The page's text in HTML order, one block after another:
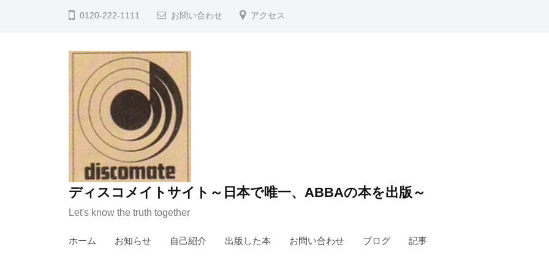
0120-222-1111 お問い合わせ アクセス
ディスコメイトサイト～日本で唯一、ABBAの本を出版～
Let's know the truth together
ホーム お知らせ 自己紹介 出版した本 お問い合わせ ブログ 記事